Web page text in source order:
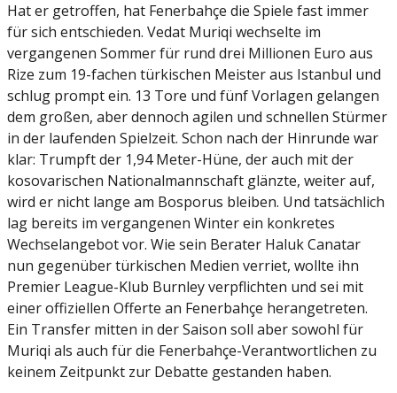
Hat er getroffen, hat Fenerbahçe die Spiele fast immer
für sich entschieden. Vedat Muriqi wechselte im
vergangenen Sommer für rund drei Millionen Euro aus
Rize zum 19-fachen türkischen Meister aus Istanbul und
schlug prompt ein. 13 Tore und fünf Vorlagen gelangen
dem großen, aber dennoch agilen und schnellen Stürmer
in der laufenden Spielzeit. Schon nach der Hinrunde war
klar: Trumpft der 1,94 Meter-Hüne, der auch mit der
kosovarischen Nationalmannschaft glänzte, weiter auf,
wird er nicht lange am Bosporus bleiben. Und tatsächlich
lag bereits im vergangenen Winter ein konkretes
Wechselangebot vor. Wie sein Berater Haluk Canatar
nun gegenüber türkischen Medien verriet, wollte ihn
Premier League-Klub Burnley verpflichten und sei mit
einer offiziellen Offerte an Fenerbahçe herangetreten.
Ein Transfer mitten in der Saison soll aber sowohl für
Muriqi als auch für die Fenerbahçe-Verantwortlichen zu
keinem Zeitpunkt zur Debatte gestanden haben.